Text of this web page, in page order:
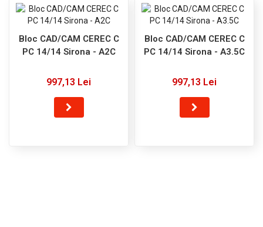
Bloc CAD/CAM CEREC C
PC 14/14 Sirona - A2C
997,13 Lei
Bloc CAD/CAM CEREC C
PC 14/14 Sirona - A3.5C
997,13 Lei